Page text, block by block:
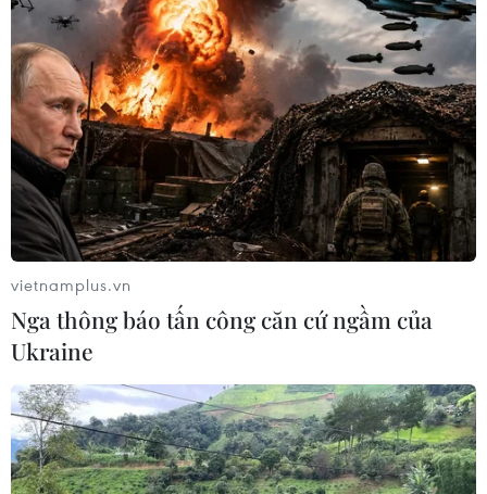
vietnamplus.vn
Nga thông báo tấn công căn cứ ngầm của
Ukraine